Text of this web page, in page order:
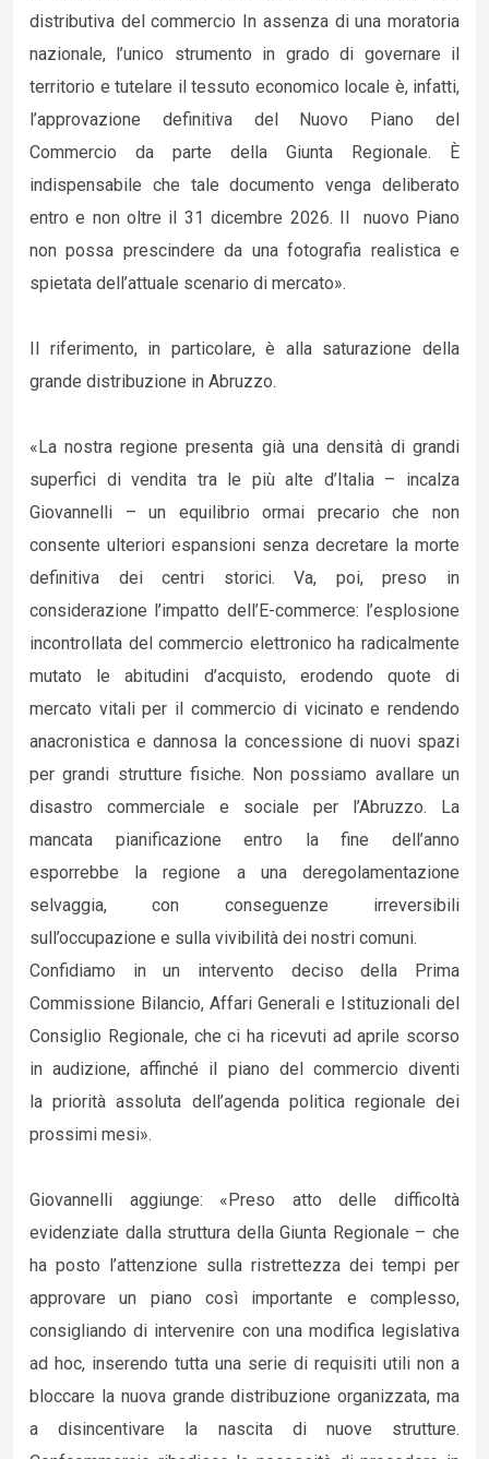
distributiva del commercio In assenza di una moratoria
nazionale, l’unico strumento in grado di governare il
territorio e tutelare il tessuto economico locale è, infatti,
l’approvazione definitiva del Nuovo Piano del
Commercio da parte della Giunta Regionale. È
indispensabile che tale documento venga deliberato
entro e non oltre il 31 dicembre 2026. Il nuovo Piano
non possa prescindere da una fotografia realistica e
spietata dell’attuale scenario di mercato».
Il riferimento, in particolare, è alla saturazione della
grande distribuzione in Abruzzo.
«La nostra regione presenta già una densità di grandi
superfici di vendita tra le più alte d’Italia – incalza
Giovannelli – un equilibrio ormai precario che non
consente ulteriori espansioni senza decretare la morte
definitiva dei centri storici. Va, poi, preso in
considerazione l’impatto dell’E-commerce: l’esplosione
incontrollata del commercio elettronico ha radicalmente
mutato le abitudini d’acquisto, erodendo quote di
mercato vitali per il commercio di vicinato e rendendo
anacronistica e dannosa la concessione di nuovi spazi
per grandi strutture fisiche. Non possiamo avallare un
disastro commerciale e sociale per l’Abruzzo. La
mancata pianificazione entro la fine dell’anno
esporrebbe la regione a una deregolamentazione
selvaggia, con conseguenze irreversibili
sull’occupazione e sulla vivibilità dei nostri comuni.
Confidiamo in un intervento deciso della Prima
Commissione Bilancio, Affari Generali e Istituzionali del
Consiglio Regionale, che ci ha ricevuti ad aprile scorso
in audizione, affinché il piano del commercio diventi
la priorità assoluta dell’agenda politica regionale dei
prossimi mesi».
Giovannelli aggiunge: «Preso atto delle difficoltà
evidenziate dalla struttura della Giunta Regionale – che
ha posto l’attenzione sulla ristrettezza dei tempi per
approvare un piano così importante e complesso,
consigliando di intervenire con una modifica legislativa
ad hoc, inserendo tutta una serie di requisiti utili non a
bloccare la nuova grande distribuzione organizzata, ma
a disincentivare la nascita di nuove strutture.